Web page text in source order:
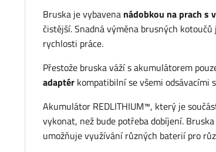
Bruska je vybavena nádobkou na prach s
čistější. Snadná výměna brusných
rychlosti práce.
Přestože bruska váží s akumulátorem
adaptér kompatibilní se všemi odsávacími
Akumulátor REDLITHIUM™, který je
vykonat, než bude potřeba dobíjení.
umožňuje využívání různých baterií pro